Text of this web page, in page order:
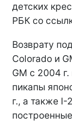
детских
РБК со
Возврату
Colorado и
GM с 2004
пикапы
г., а также